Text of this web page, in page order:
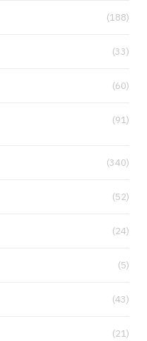
(188)
(33)
(60)
(91)
(340)
(52)
(24)
(5)
(43)
(21)